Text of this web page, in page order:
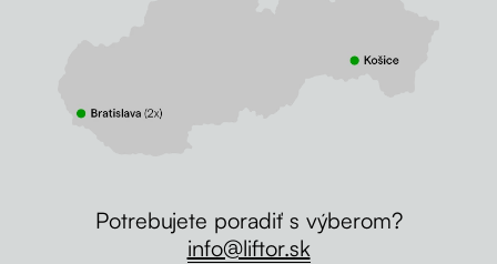
Potrebujete poradiť s výberom?
info@liftor.sk